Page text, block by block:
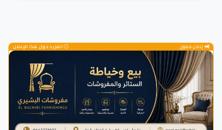
إعلان ممول المزيد حول هذا الإعلان